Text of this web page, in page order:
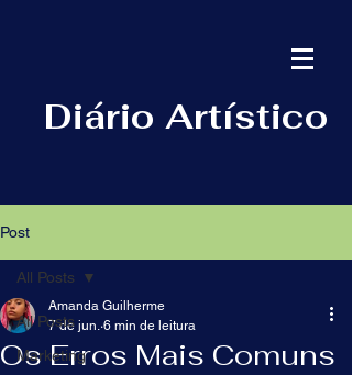
Diário Artístico
Post
All Posts
Marketing
All Posts
Os Erros Mais Comuns
Amanda Guilherme
7 de jun. 6 min de leitura